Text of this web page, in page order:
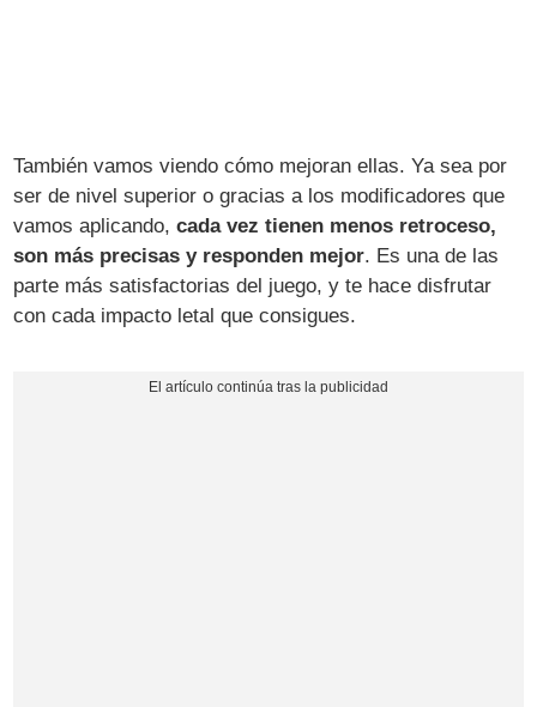
También vamos viendo cómo mejoran ellas. Ya sea por
ser de nivel superior o gracias a los modificadores que
vamos aplicando,cada vez tienen menos retroceso,
son más precisas y responden mejor. Es una de las
parte más satisfactorias del juego, y te hace disfrutar
con cada impacto letal que consigues.